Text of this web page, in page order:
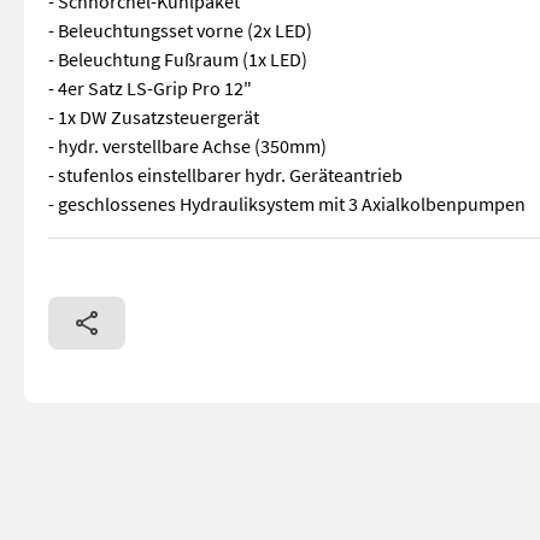
- Beleuchtungsset vorne (2x LED)
- Beleuchtung Fußraum (1x LED)
- 4er Satz LS-Grip Pro 12"
- 1x DW Zusatzsteuergerät
- hydr. verstellbare Achse (350mm)
- stufenlos einstellbarer hydr. Geräteantrieb
- geschlossenes Hydrauliksystem mit 3 Axialkolbenpumpen
Neuer Ibex G2P - 23 PS Briggs & Stratton Motor -